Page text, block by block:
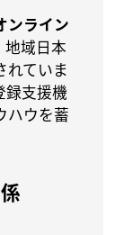
ンライン
地域日本
れていま
録支援機
ハウを蓄